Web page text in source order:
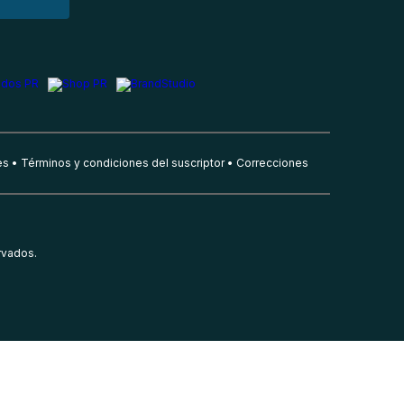
Términos y condiciones del suscriptor Correcciones